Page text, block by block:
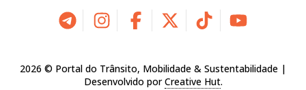
2026 © Portal do Trânsito, Mobilidade & Sustentabilidade |
Desenvolvido porCreative Hut.